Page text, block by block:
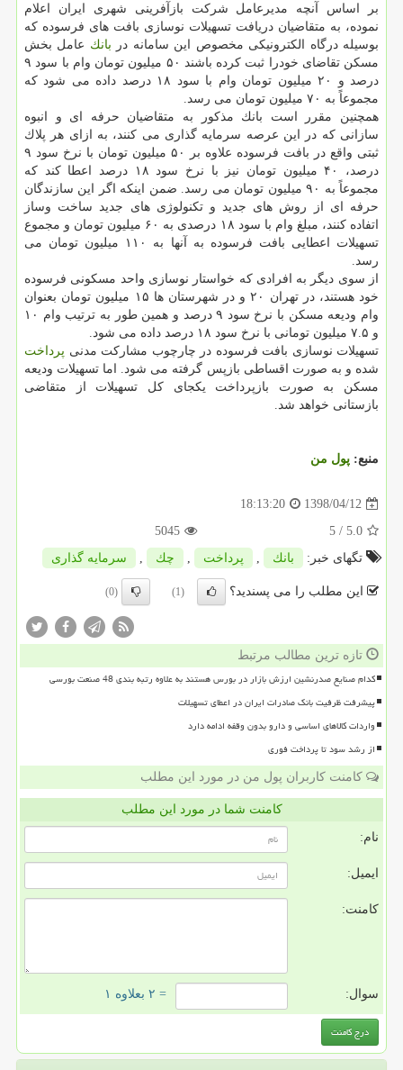
بر اساس آنچه مدیرعامل شركت بازآفرینی شهری ایران اعلام
نموده، به متقاضیان دریافت تسهیلات نوسازی بافت های فرسوده كه
بوسیله درگاه الكترونیكی مخصوص این سامانه در بانك عامل بخش
مسكن تقاضای خودرا ثبت كرده باشند ۵۰ میلیون تومان وام با سود ۹
درصد و ۲۰ میلیون تومان وام با سود ۱۸ درصد داده می شود كه
مجموعاً به ۷۰ میلیون تومان می رسد.
همچنین مقرر است بانك مذكور به متقاضیان حرفه ای و انبوه
سازانی كه در این عرصه سرمایه گذاری می كنند، به ازای هر پلاك
ثبتی واقع در بافت فرسوده علاوه بر ۵۰ میلیون تومان با نرخ سود ۹
درصد، ۴۰ میلیون تومان نیز با نرخ سود ۱۸ درصد اعطا كند كه
مجموعاً به ۹۰ میلیون تومان می رسد. ضمن اینكه اگر این سازندگان
حرفه ای از روش های جدید و تكنولوژی های جدید ساخت وساز
اتفاده كنند، مبلغ وام با سود ۱۸ درصدی به ۶۰ میلیون تومان و مجموع
تسهیلات اعطایی بافت فرسوده به آنها به ۱۱۰ میلیون تومان می
رسد.
از سوی دیگر به افرادی كه خواستار نوسازی واحد مسكونی فرسوده
خود هستند، در تهران ۲۰ و در شهرستان ها ۱۵ میلیون تومان بعنوان
وام ودیعه مسكن با نرخ سود ۹ درصد و همین طور به ترتیب وام ۱۰
و ۷.۵ میلیون تومانی با نرخ سود ۱۸ درصد داده می شود.
تسهیلات نوسازی بافت فرسوده در چارچوب مشاركت مدنی پرداخت
شده و به صورت اقساطی بازپس گرفته می شود. اما تسهیلات ودیعه
مسكن به صورت بازپرداخت یكجای كل تسهیلات از متقاضی
بازستانی خواهد شد.
منبع: پول من
1398/04/12
18:13:20
5.0
/ 5
5045
تگهای خبر:
بانك , پرداخت , چك , سرمایه گذاری
این مطلب را می پسندید؟ (1)
(0)
تازه ترین مطالب مرتبط
کدام صنایع صدرنشین ارزش بازار در بورس هستند به علاوه رتبه بندی 48 صنعت بورسی
پیشرفت ظرفیت بانک صادرات ایران در اعطای تسهیلات
واردات کالاهای اساسی و دارو بدون وقفه ادامه دارد
از رشد سود تا پرداخت فوری
کامنت کاربران پول من در مورد این مطلب
کامنت شما در مورد این مطلب
نام:
ایمیل:
کامنت:
سوال: = ۲ بعلاوه ۱